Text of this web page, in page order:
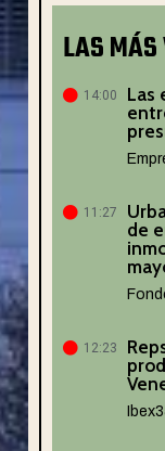
LAS
14:00
Las
11:27
de
12:23